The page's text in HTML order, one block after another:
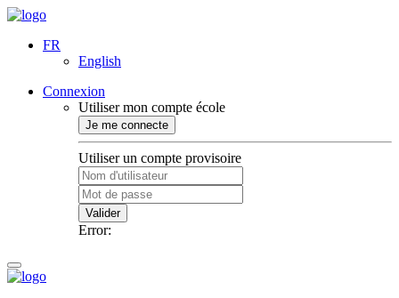
FR
English
Connexion
Utiliser mon compte école
Je me connecte
Utiliser un compte provisoire
Valider
Error: